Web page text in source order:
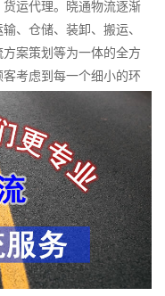
运代理。晓通物流逐渐
、仓储、装卸、搬运、
案策划等为一体的全方
考虑到每一个细小的环
考虑费用上的负担，为
服务”为服务宗旨，以服务
创物流行业新楷模。随
化方向发展。在此真诚
强强联合将使我们的商路
络优势，本着“立足物
持“信誉、客户至上”的服
送服务。我司坚持“方
门对门”“仓对仓”的服务方